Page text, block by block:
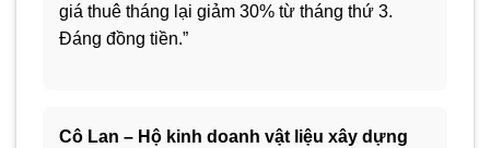
giá thuê tháng lại giảm 30% từ tháng thứ 3.
Đáng đồng tiền.”
Cô Lan – Hộ kinh doanh vật liệu xây dựng